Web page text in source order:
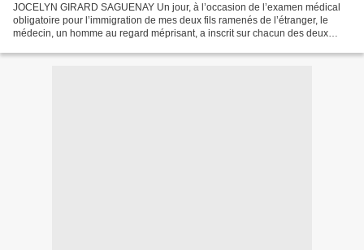
JOCELYN GIRARD SAGUENAY Un jour, à l’occasion de l’examen médical
obligatoire pour l’immigration de mes deux fils ramenés de l’étranger, le
médecin, un homme au regard méprisant, a inscrit sur chacun des deux